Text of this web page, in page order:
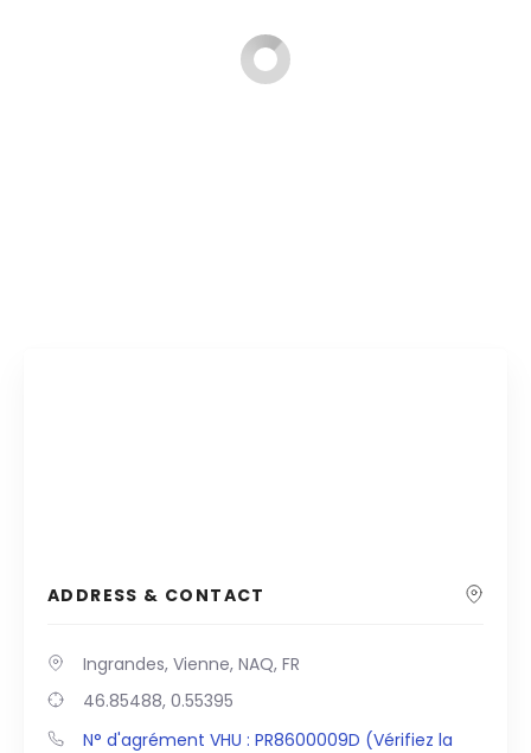
ADDRESS & CONTACT
Ingrandes, Vienne, NAQ, FR
46.85488, 0.55395
N° d'agrément VHU : PR8600009D (Vérifiez la